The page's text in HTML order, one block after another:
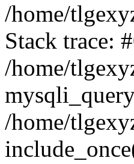
/home/
Stack trace:
/home/
/home/